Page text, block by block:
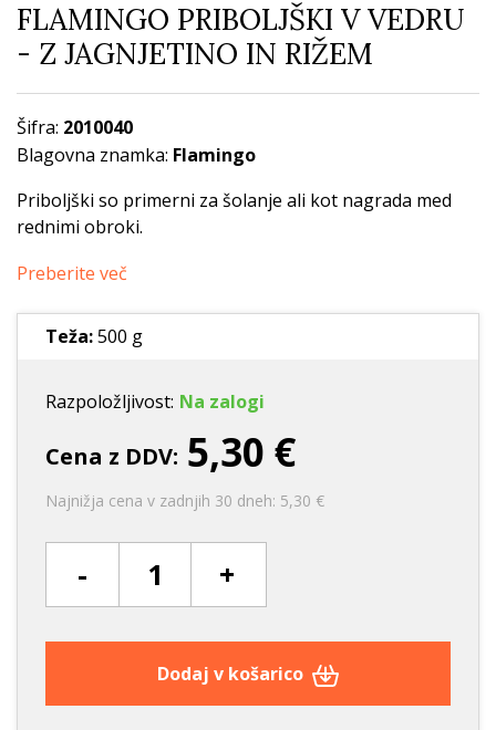
FLAMINGO PRIBOLJŠKI V VEDRU
- Z JAGNJETINO IN RIŽEM
Šifra: 2010040
Blagovna znamka: Flamingo
Priboljški so primerni za šolanje ali kot nagrada med
rednimi obroki.
Preberite več
Teža:500 g
Razpoložljivost: Na zalogi
Cena z DDV: 5,30 €
Najnižja cena v zadnjih 30 dneh: 5,30 €
- +
Dodaj v košarico